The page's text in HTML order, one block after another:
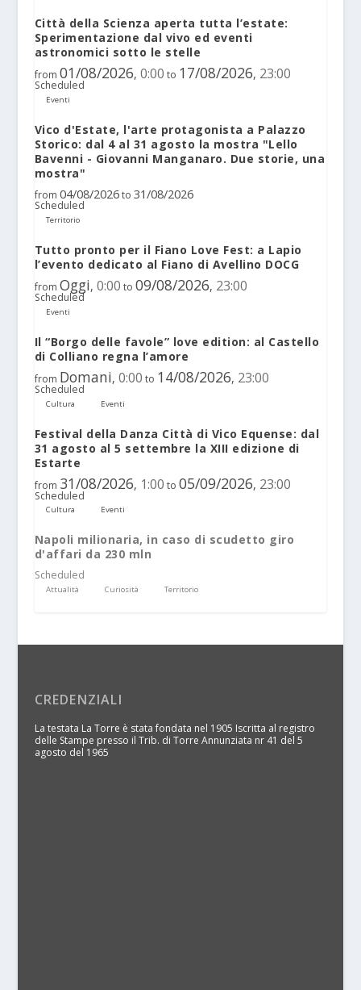
Città della Scienza aperta tutta l’estate:
Sperimentazione dal vivo ed eventi
astronomici sotto le stelle
from 01/08/2026, 0:00 to 17/08/2026, 23:00
Scheduled
Eventi
Vico d'Estate, l'arte protagonista a Palazzo
Storico: dal 4 al 31 agosto la mostra "Lello
Bavenni - Giovanni Manganaro. Due storie, una
mostra"
from 04/08/2026 to 31/08/2026
Scheduled
Territorio
Tutto pronto per il Fiano Love Fest: a Lapio
l’evento dedicato al Fiano di Avellino DOCG
from Oggi, 0:00 to 09/08/2026, 23:00
Scheduled
Eventi
Il “Borgo delle favole” love edition: al Castello
di Colliano regna l’amore
from Domani, 0:00 to 14/08/2026, 23:00
Scheduled
Cultura Eventi
Festival della Danza Città di Vico Equense: dal
31 agosto al 5 settembre la XIII edizione di
Estarte
from 31/08/2026, 1:00 to 05/09/2026, 23:00
Scheduled
Cultura Eventi
Napoli milionaria, in caso di scudetto giro
d'affari da 230 mln
Scheduled
Attualità Curiosità Territorio
CREDENZIALI
La testata La Torre è stata fondata nel 1905 Iscritta al registro
delle Stampe presso il Trib. di Torre Annunziata nr 41 del 5
agosto del 1965